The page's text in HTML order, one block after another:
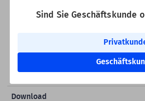
Sind Sie Geschäftskunde
Barcodescanner am PC einrichten. Das
Einstellungen wie Schnittstellen, Barcode-
Download